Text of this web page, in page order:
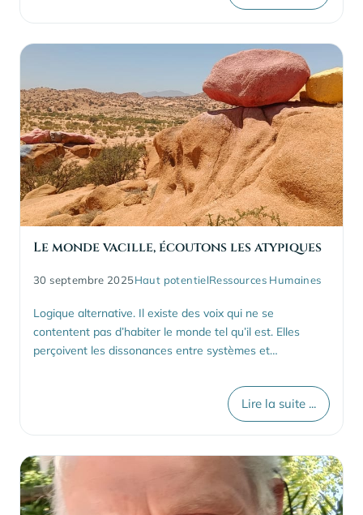
Le monde vacille, écoutons les atypiques
30 septembre 2025Haut potentielRessources Humaines
Logique alternative. Il existe des voix qui ne se
contentent pas d’habiter le monde tel qu’il est. Elles
perçoivent les dissonances entre systèmes et…
Lire la suite ...